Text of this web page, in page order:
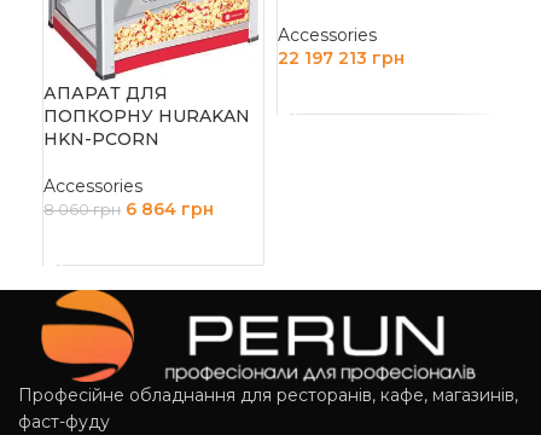
АПАРАТ ДЛЯ
ПОПКОРНУ HURAKAN
HKN-PCORN
Accessories
8 060грн 6 864 грн
Accessories
22 197 213 грн
Професійне обладнання для ресторанів, кафе, магазинів,
фаст-фуду